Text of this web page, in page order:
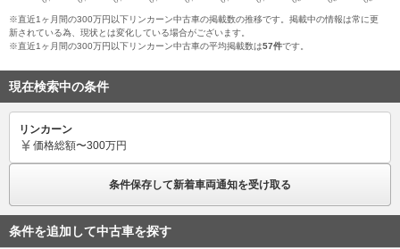
※直近1ヶ月間の300万円以下リンカーン中古車の掲載数の推移です。掲載中の情報は常に更
新されている為、現状とは変化している場合がございます。
※直近1ヶ月間の300万円以下リンカーン中古車の平均掲載数は57件です。
現在検索中の条件
リンカーン
価格総額〜300万円
条件保存して新着車両通知を受け取る
条件を追加して中古車を探す